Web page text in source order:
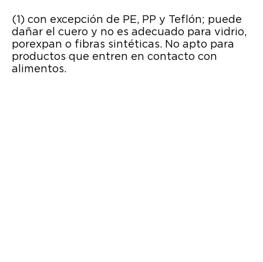
(1) con excepción de PE, PP y Teflón; puede
dañar el cuero y no es adecuado para vidrio,
porexpan o fibras sintéticas. No apto para
productos que entren en contacto con
alimentos.